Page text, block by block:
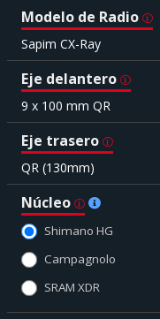
información.
Modelo de Radio
Sapim CX-Ray
Eje delantero
9 x 100 mm QR
Eje trasero
QR (130mm)
Núcleo
Shimano HG
Campagnolo
SRAM XDR